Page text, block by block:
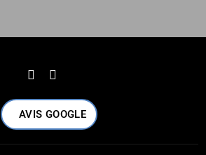
AVIS GOOGLE